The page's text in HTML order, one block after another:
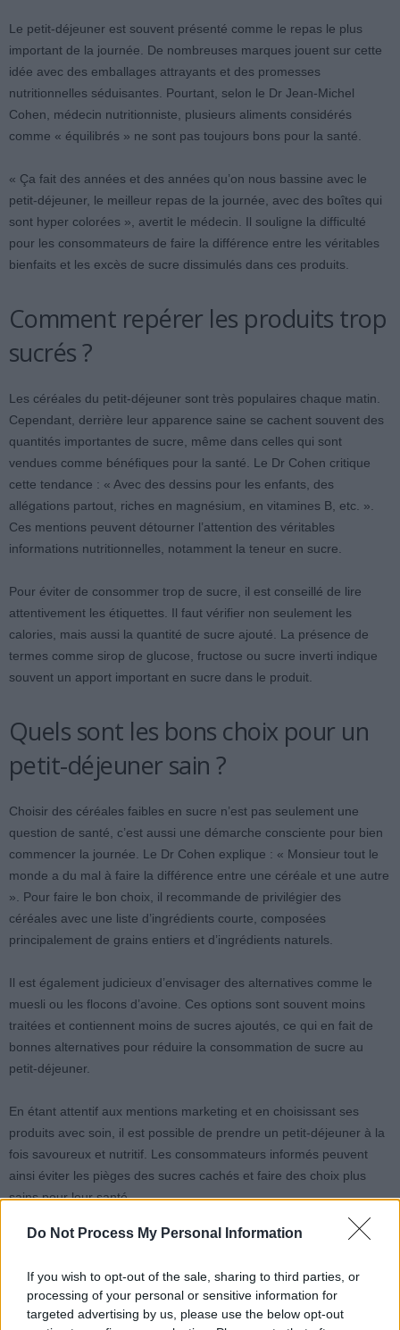
Do Not Process My Personal Information
If you wish to opt-out of the sale, sharing to third parties, or
processing of your personal or sensitive information for
targeted advertising by us, please use the below opt-out
Le petit-déjeuner est souvent présenté comme le repas le plus
important de la journée. De nombreuses marques jouent sur cette
idée avec des emballages attrayants et des promesses
nutritionnelles séduisantes. Pourtant, selon le Dr Jean-Michel
Cohen, médecin nutritionniste, plusieurs aliments considérés
comme « équilibrés » ne sont pas toujours bons pour la santé.
« Ça fait des années et des années qu’on nous bassine avec le
petit-déjeuner, le meilleur repas de la journée, avec des boîtes qui
sont hyper colorées », avertit le médecin. Il souligne la difficulté
pour les consommateurs de faire la différence entre les véritables
bienfaits et les excès de sucre dissimulés dans ces produits.
Comment repérer les produits trop
sucrés ?
Les céréales du petit-déjeuner sont très populaires chaque matin.
Cependant, derrière leur apparence saine se cachent souvent des
quantités importantes de sucre, même dans celles qui sont
vendues comme bénéfiques pour la santé. Le Dr Cohen critique
cette tendance : « Avec des dessins pour les enfants, des
allégations partout, riches en magnésium, en vitamines B, etc. ».
Ces mentions peuvent détourner l’attention des véritables
informations nutritionnelles, notamment la teneur en sucre.
Pour éviter de consommer trop de sucre, il est conseillé de lire
attentivement les étiquettes. Il faut vérifier non seulement les
calories, mais aussi la quantité de sucre ajouté. La présence de
termes comme sirop de glucose, fructose ou sucre inverti indique
souvent un apport important en sucre dans le produit.
Quels sont les bons choix pour un
petit-déjeuner sain ?
Choisir des céréales faibles en sucre n’est pas seulement une
question de santé, c’est aussi une démarche consciente pour bien
commencer la journée. Le Dr Cohen explique : « Monsieur tout le
monde a du mal à faire la différence entre une céréale et une autre
». Pour faire le bon choix, il recommande de privilégier des
céréales avec une liste d’ingrédients courte, composées
principalement de grains entiers et d’ingrédients naturels.
Il est également judicieux d’envisager des alternatives comme le
muesli ou les flocons d’avoine. Ces options sont souvent moins
traitées et contiennent moins de sucres ajoutés, ce qui en fait de
bonnes alternatives pour réduire la consommation de sucre au
petit-déjeuner.
En étant attentif aux mentions marketing et en choisissant ses
produits avec soin, il est possible de prendre un petit-déjeuner à la
fois savoureux et nutritif. Les consommateurs informés peuvent
ainsi éviter les pièges des sucres cachés et faire des choix plus
sains pour leur santé.